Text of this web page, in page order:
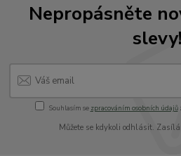
Nepropásněte
slevy!
Souhlasím se zpracováním osobních údajů
Můžete se kdykoli odhlásit.